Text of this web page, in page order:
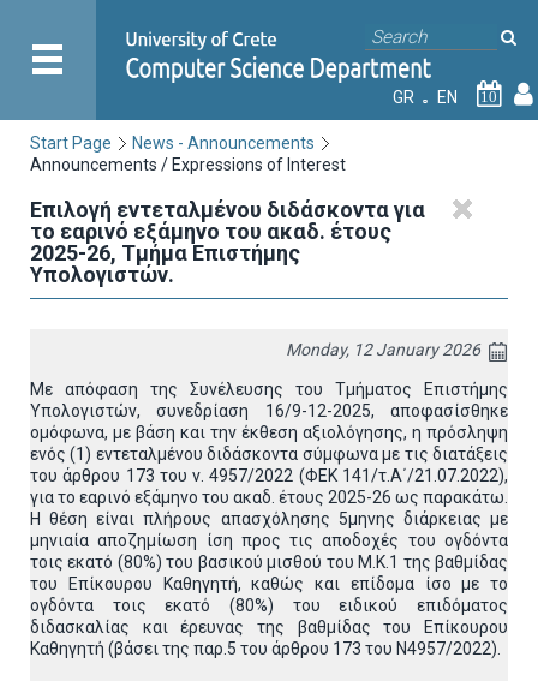
GR EN 10
Start Page
News - Announcements
Announcements / Expressions of Interest
Επιλογή εντεταλμένου διδάσκοντα για
το εαρινό εξάμηνο του ακαδ. έτους
2025-26, Τμήμα Επιστήμης
Υπολογιστών.
Monday, 12 January 2026
Με απόφαση της Συνέλευσης του Τμήματος Επιστήμης
Υπολογιστών, συνεδρίαση 16/9-12-2025, αποφασίσθηκε
ομόφωνα, με βάση και την έκθεση αξιολόγησης, η πρόσληψη
ενός (1) εντεταλμένου διδάσκοντα σύμφωνα με τις διατάξεις
του άρθρου 173 του ν. 4957/2022 (ΦΕΚ 141/τ.Α΄/21.07.2022),
για το εαρινό εξάμηνο του ακαδ. έτους 2025-26 ως παρακάτω.
Η θέση είναι πλήρους απασχόλησης 5μηνης διάρκειας με
μηνιαία αποζημίωση ίση προς τις αποδοχές του ογδόντα
τοις εκατό (80%) του βασικού μισθού του Μ.Κ.1 της βαθμίδας
του Επίκουρου Καθηγητή, καθώς και επίδομα ίσο με το
ογδόντα τοις εκατό (80%) του ειδικού επιδόματος
διδασκαλίας και έρευνας της βαθμίδας του Επίκουρου
Καθηγητή (βάσει της παρ.5 του άρθρου 173 του Ν4957/2022).